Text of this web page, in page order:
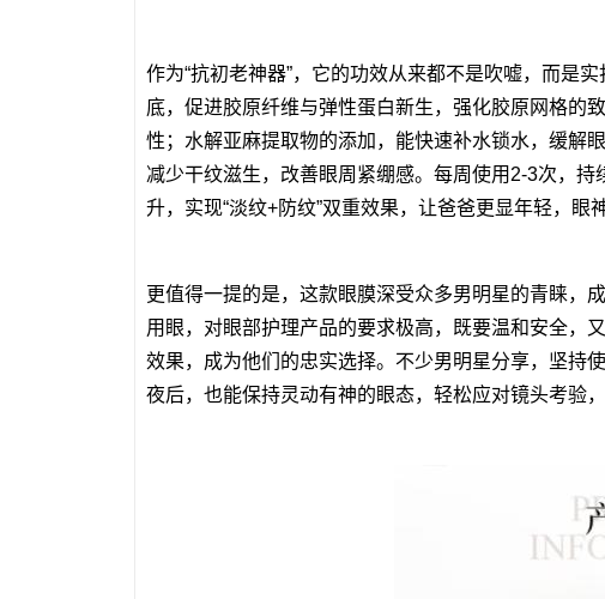
作为“抗初老神器”，它的功效从来都不是吹嘘，而是
底，促进胶原纤维与弹性蛋白新生，强化胶原网格的
性；水解亚麻提取物的添加，能快速补水锁水，缓解
减少干纹滋生，改善眼周紧绷感。每周使用2-3次，
升，实现“淡纹+防纹”双重效果，让爸爸更显年轻，眼
更值得一提的是，这款眼膜深受众多男明星的青睐，
用眼，对眼部护理产品的要求极高，既要温和安全，
效果，成为他们的忠实选择。不少男明星分享，坚持
夜后，也能保持灵动有神的眼态，轻松应对镜头考验